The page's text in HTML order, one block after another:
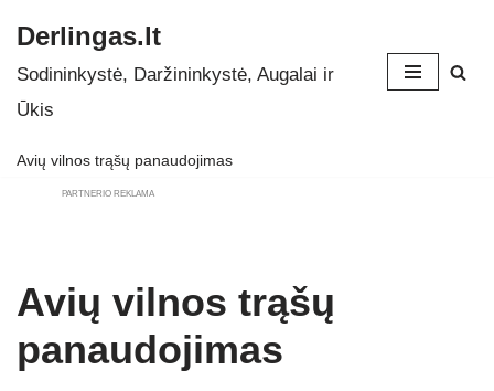
Skip
to
Derlingas.lt
Sodininkystė, Daržininkystė, Augalai ir
Ūkis
Avių vilnos trąšų panaudojimas
PARTNERIO REKLAMA
Avių vilnos trąšų
panaudojimas